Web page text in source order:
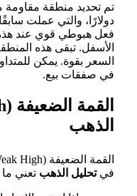
دولارًا، والتي عملت
فعل هبوطي قوي عند هذه
الأسفل. تبقى هذه
السعر بقوة. يمكن
في صفقات بيع.
الذهب
في تحليل الذهبتعني ما